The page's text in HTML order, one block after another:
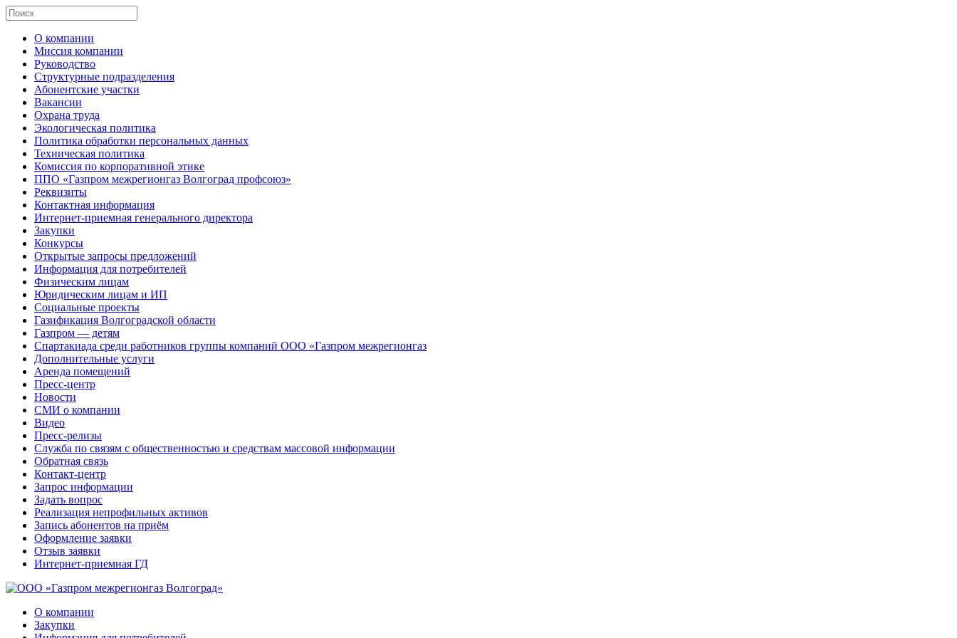
О компании
Миссия компании
Руководство
Структурные подразделения
Абонентские участки
Вакансии
Охрана труда
Экологическая политика
Политика обработки персональных данных
Техническая политика
Комиссия по корпоративной этике
ППО «Газпром межрегионгаз Волгоград профсоюз»
Реквизиты
Контактная информация
Интернет-приемная генерального директора
Закупки
Конкурсы
Открытые запросы предложений
Информация для потребителей
Физическим лицам
Юридическим лицам и ИП
Социальные проекты
Газификация Волгоградской области
Газпром — детям
Спартакиада среди работников группы компаний ООО «Газпром межрегионгаз
Дополнительные услуги
Аренда помещений
Пресс-центр
Новости
СМИ о компании
Видео
Пресс-релизы
Служба по связям с общественностью и средствам массовой информации
Обратная связь
Контакт-центр
Запрос информации
Задать вопрос
Реализация непрофильных активов
Запись абонентов на приём
Оформление заявки
Отзыв заявки
Интернет-приемная ГД
О компании
Закупки